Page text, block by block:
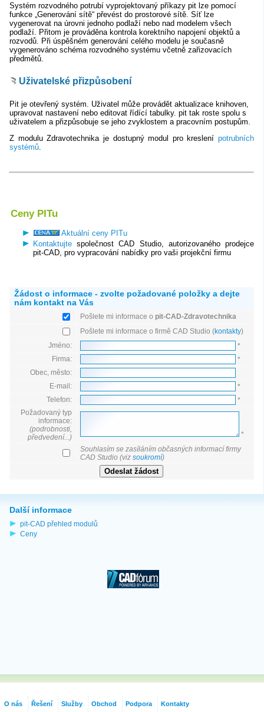
Systém rozvodného potrubí vyprojektovaný příkazy pit lze pomocí
funkce „Generování sítě“ převést do prostorové sítě. Síť lze
vygenerovat na úrovni jednoho podlaží nebo nad modelem všech
podlaží. Přitom je prováděna kontrola korektního napojení objektů a
rozvodů. Při úspěšném generování celého modelu je současně
vygenerováno schéma rozvodného systému včetně zařizovacích
předmětů.
Uživatelské přizpůsobení
Pit je otevřený systém. Uživatel může provádět aktualizace knihoven,
upravovat nastavení nebo editovat řídící tabulky. pit tak roste spolu s
uživatelem a přizpůsobuje se jeho zvyklostem a pracovním postupům.
Z modulu Zdravotechnika je dostupný modul pro kreslení potrubních
systémů
Ceny PITu
Aktuální ceny PITu
Kontaktujte společnost CAD Studio, autorizovaného prodejce
pit-CAD, pro vypracování nabídky pro vaši projekční firmu
Žádost o informace - zvolte požadované položky a dejte
nám kontakt na Vás
Pošlete mi informace o pit-CAD-Zdravotechnika
Pošlete mi informace o firmě CAD Studio (kontakty)
Jméno:
*
Firma:
*
Obec, město:
E-mail:
*
Telefon:
*
Požadovaný typ
informace:
(podrobnosti,
předvedení...)
*
Souhlasím se zasíláním občasných informací firmy
CAD Studio (viz soukromí)
Další informace
pit-CAD přehled modulů
Ceny
O nás Řešení Služby Obchod Podpora Kontakty